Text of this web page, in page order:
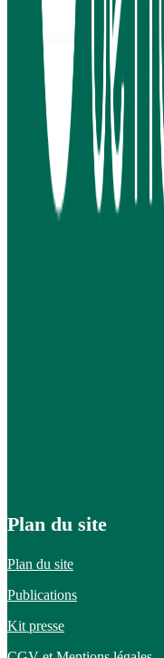
Plan du site
Plan du site
Publications
Kit presse